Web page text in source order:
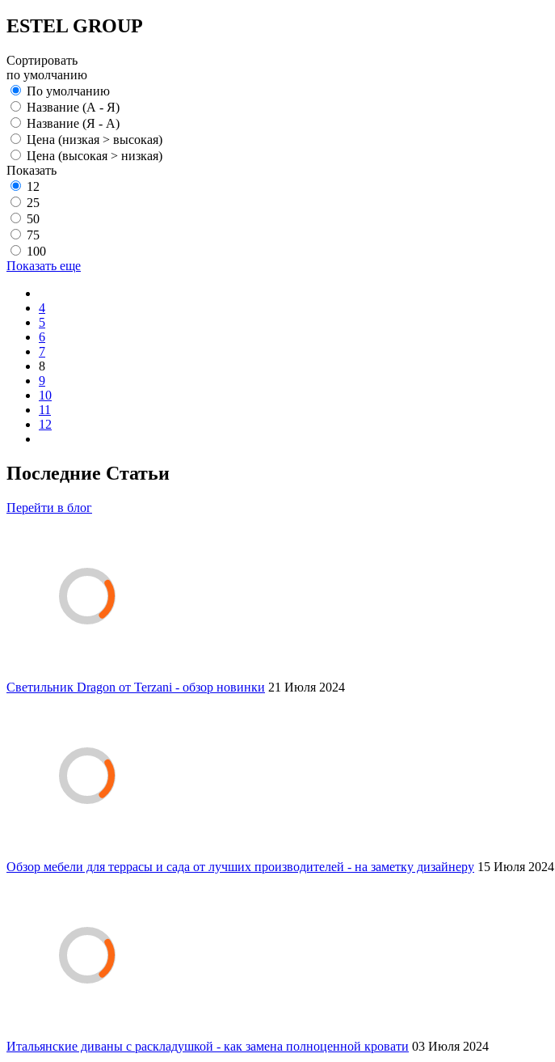
ESTEL GROUP
Сортировать
по умолчанию
По умолчанию
Название (А - Я)
Название (Я - А)
Цена (низкая > высокая)
Цена (высокая > низкая)
Показать
12
25
50
75
100
Показать еще
4
5
6
7
8
9
10
11
12
Последние Статьи
Перейти в блог
Светильник Dragon от Terzani - обзор новинки 21 Июля 2024
Обзор мебели для террасы и сада от лучших производителей - на заметку дизайнеру 15 Июля 2024
Итальянские диваны с раскладушкой - как замена полноценной кровати 03 Июля 2024